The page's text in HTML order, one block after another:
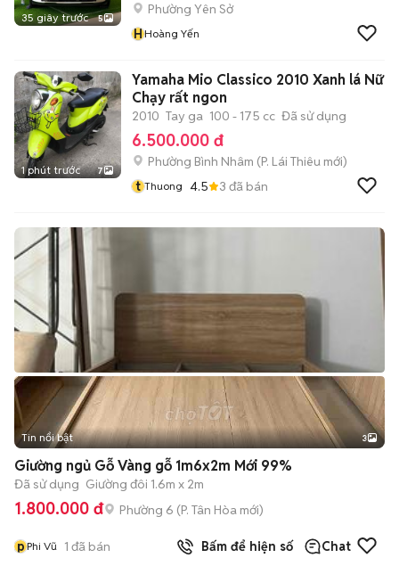
35 giây trước 5
Phường Yên Sở
HHoàng Yến
1 phút trước 7
Yamaha Mio Classico 2010 Xanh lá Nữ
Chạy rất ngon
2010 Tay ga 100 - 175 cc Đã sử dụng
6.500.000 đ
Phường Bình Nhâm (P. Lái Thiêu mới)
t Thuong 4.5 3 đã bán
Tin nổi bật 3
Giường ngủ Gỗ Vàng gỗ 1m6x2m Mới 99%
Đã sử dụng Giường đôi 1.6m x 2m
1.800.000 đ Phường 6 (P. Tân Hòa mới)
pPhi Vũ 1 đã bán Bấm để hiện số Chat